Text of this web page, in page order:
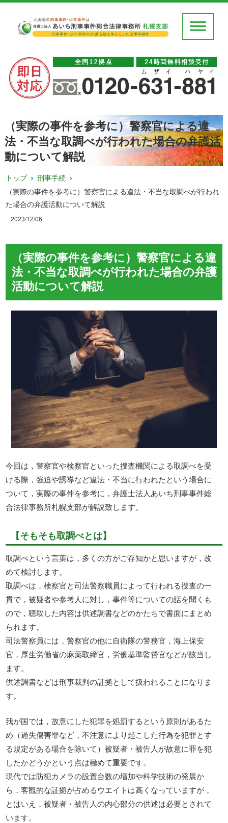
（実際の事件を参考に）警察官による違
法・不当な取調べが行われた場合の弁護活
動について解説
トップ
刑事手続
（実際の事件を参考に）警察官による違法・不当な取調べが行われ
た場合の弁護活動について解説
2023/12/06
（実際の事件を参考に）警察官による違
法・不当な取調べが行われた場合の弁護
活動について解説
今回は，警察官や検察官といった捜査機関による取調べを受
ける際，強迫や誘導など違法・不当に行われたという場合に
ついて，実際の事件を参考に，弁護士法人あいち刑事事件総
合法律事務所札幌支部が解説致します。
【そもそも取調べとは】
取調べという言葉は，多くの方がご存知かと思いますが，改
めて検討します。
取調べは，検察官と司法警察職員によって行われる捜査の一
貫で，被疑者や参考人に対し，事件等についての話を聞くも
ので，聴取した内容は供述調書などのかたちで書面にまとめ
られます。
司法警察員には，警察官の他に自衛隊の警務官，海上保安
官，厚生労働省の麻薬取締官，労働基準監督官などが該当し
ます。
供述調書などは刑事裁判の証拠として扱われることになりま
す。
我が国では，故意にした犯罪を処罰するという原則があるた
め（過失傷害罪など，不注意により起こした行為を犯罪とす
る規定がある場合を除いて）被疑者・被告人が故意に罪を犯
したかどうかという点は極めて重要です。
現代では防犯カメラの設置台数の増加や科学技術の発展か
ら，客観的な証拠が占めるウエイトは高くなっていますが，
とはいえ，被疑者・被告人の内心部分の供述は必要とされて
います。